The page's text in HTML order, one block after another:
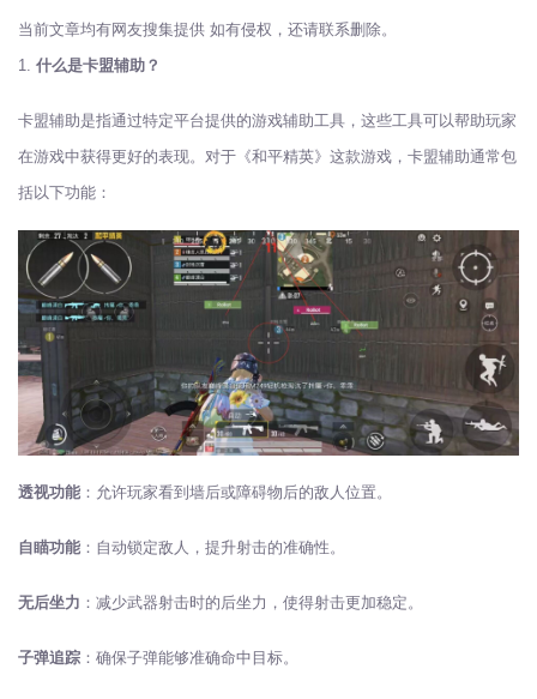
当前文章均有网友搜集提供 如有侵权，还请联系删除。
1. 什么是卡盟辅助？
卡盟辅助是指通过特定平台提供的游戏辅助工具，这些工具可以帮助玩家
在游戏中获得更好的表现。对于《和平精英》这款游戏，卡盟辅助通常包
括以下功能：
透视功能 ：允许玩家看到墙后或障碍物后的敌人位置。
自瞄功能 ：自动锁定敌人，提升射击的准确性。
无后坐力 ：减少武器射击时的后坐力，使得射击更加稳定。
子弹追踪 ：确保子弹能够准确命中目标。